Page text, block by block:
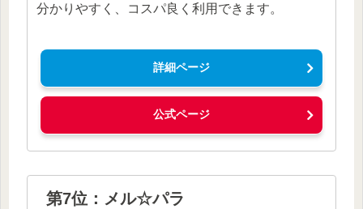
分かりやすく、コスパ良く利用できます。
詳細ページ
公式ページ
第7位：メル☆パラ